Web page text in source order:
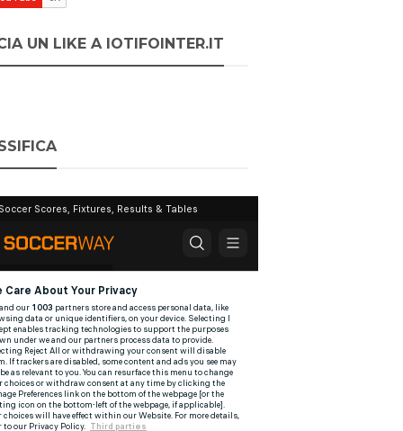
UN LIKE A IOTIFOINTER.IT